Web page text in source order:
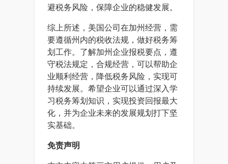
避税务风险，保障企业的稳健发展。
综上所述，美国公司在加州经营，需
要遵循州内的税收法规，做好税务筹
划工作。了解加州企业报税要点，遵
守税法规定，合规经营，可以帮助企
业顺利经营，降低税务风险，实现可
持续发展。希望企业可以通过深入学
习税务筹划知识，实现投资回报最大
化，并为企业未来的发展规划打下坚
实基础。
免责声明